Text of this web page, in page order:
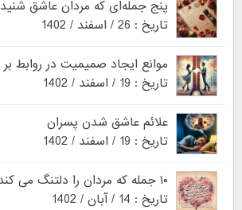
پنج جمله‌ای که مردان عاشق
تاریخ : 26 / اسفند / 1402
موانع ایجاد صمیمیت در روابط
تاریخ : 19 / اسفند / 1402
علائم عاشق شدن پسران
تاریخ : 19 / اسفند / 1402
۱۰ جمله که مردان را دلتنگ می کند
تاریخ : 14 / آبان / 1402